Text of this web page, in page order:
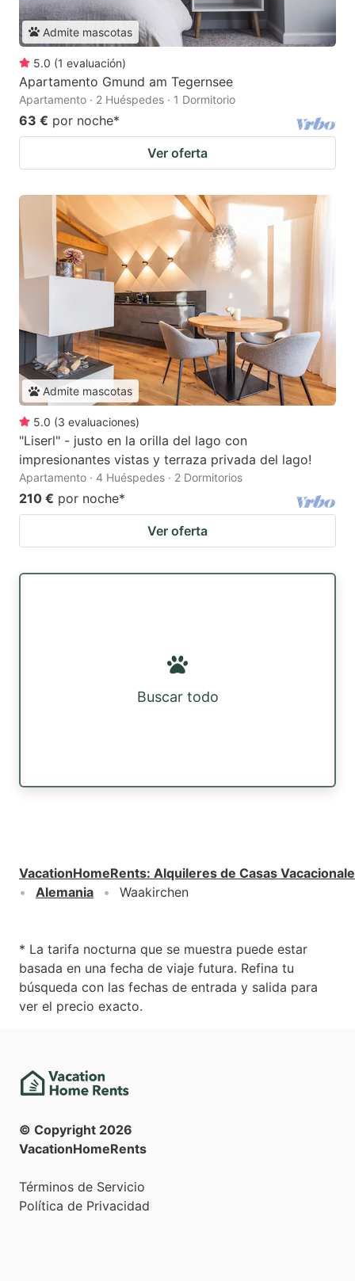
Admite mascotas
5.0 (1 evaluación)
Apartamento Gmund am Tegernsee
Apartamento · 2 Huéspedes · 1 Dormitorio
63 € por noche*
Ver oferta
Admite mascotas
5.0 (3 evaluaciones)
"Liserl" - justo en la orilla del lago con
impresionantes vistas y terraza privada del lago!
Apartamento · 4 Huéspedes · 2 Dormitorios
210 € por noche*
Ver oferta
Buscar todo
VacationHomeRents: Alquileres de Casas
Alemania
Waakirchen
* La tarifa nocturna que se muestra puede estar
basada en una fecha de viaje futura. Refina tu
búsqueda con las fechas de entrada y salida para
ver el precio exacto.
© Copyright 2026
VacationHomeRents
Términos de Servicio
Política de Privacidad